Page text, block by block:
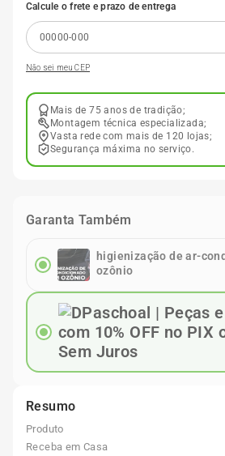
Calcule o frete e prazo de entrega
Não sei meu CEP
Mais de 75 anos de tradição;
Montagem técnica especializada;
Vasta rede com mais de 120 lojas;
Segurança máxima no serviço.
Garanta Também
higienização de ar-
ozônio
Resumo
Produto
Receba em Casa